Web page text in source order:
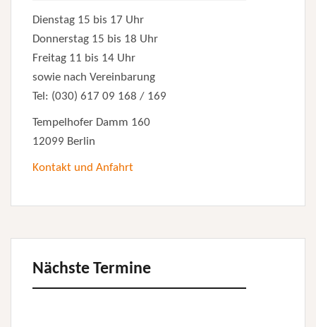
Dienstag 15 bis 17 Uhr
Donnerstag 15 bis 18 Uhr
Freitag 11 bis 14 Uhr
sowie nach Vereinbarung
Tel: (030) 617 09 168 / 169
Tempelhofer Damm 160
12099 Berlin
Kontakt und Anfahrt
Nächste Termine